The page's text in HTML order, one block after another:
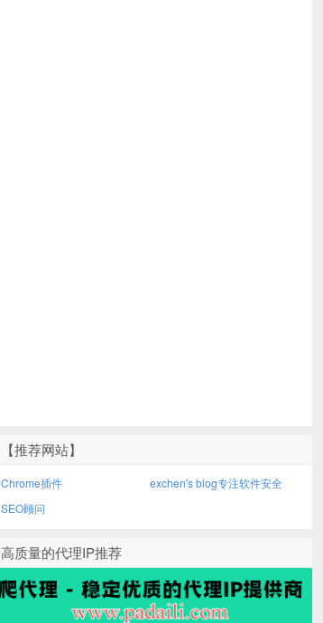
【推荐网站】
Chrome插件
exchen's blog专注软件安全
SEO顾问
高质量的代理IP推荐